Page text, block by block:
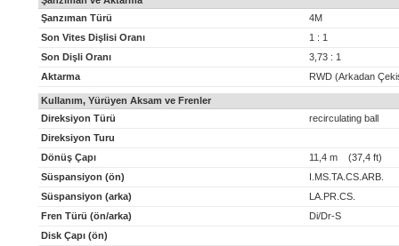
Şanzıman Türü
4M
Son Vites Dişlisi Oranı
1 : 1
Son Dişli Oranı
3,73 : 1
Aktarma
RWD (Arkadan
Kullanım, Yürüyen Aksam ve Frenler
Direksiyon Türü
recirculating ball
Direksiyon Turu
Dönüş Çapı
11,4 m (37,4 ft)
Süspansiyon (ön)
I.MS.TA.CS.ARB.
Süspansiyon (arka)
LA.PR.CS.
Fren Türü (ön/arka)
Di/Dr-S
Disk Çapı (ön)